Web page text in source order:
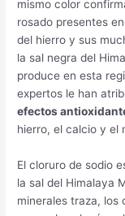
mismo color
rosado presentes
del hierro y sus
la sal negra del
produce en esta
expertos le han
efectos
hierro, el calcio y el
El cloruro de sodio
la sal del Himalaya
minerales traza, los